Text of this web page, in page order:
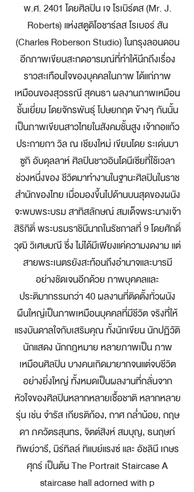
พ.ศ. 2401 โดยศิลปิน เจ โรเบิร์ตส (Mr. J.
Roberts) แห่งสตูดิโอชาร์ลส โรเบอร์ สัน
(Charles Roberson Studio) ในกรุงลอนดอน
อีกภาพเขียนสะกดอารมณ์ที่ทำให้นึกถึงเรื่อง
ราวสะเทือนใจของบุคคลในภาพ ได้แก่ภาพ
เหมือนของสุวรรณี สุคนธา ผลงานภาพเหมือน
ชิ้นเยี่ยม โดยจักรพันธุ์ โปษยกฤต ข้างๆ กันนั้น
เป็นภาพเขียนสาวไทยในสังคมชั้นสูง เจ้ากอแก้ว
ประกายกา วิล ณ เชียงใหม่ เขียนโดย ระเด่นบา
ซูกิ อับดุลลาห์ ศิลปินชาวอินโดนีเซียที่ใช้เวลา
ช่วงหนึ่งของ ชีวิตมาทำงานในฐานะศิลปินในราช
สำนักของไทย เมื่อมองขึ้นไปด้านบนสุดของผนัง
จะพบพระบรม สาทิสลักษณ์ สมเด็จพระนางเจ้า
สิริกิติ์ พระบรมราชินีนาถในรัชกาลที่ 9 โดยศักดิ์
วุฒิ วิเศษมณี ซึ่ง ไม่ได้มีเพียงแค่ความงดงาม แต่
สายพระเนตรยังสะท้อนถึงอำนาจและบารมี
อย่างชัดเจนอีกด้วย ภาพบุคคลและ
ประติมากรรมกว่า 40 ผลงานที่ติดตั้งทั่วผนัง
ผืนใหญ่เป็นภาพเหมือนบุคคลที่มีชีวิต จริงที่ให้
แรงบันดาลใจกับเสริมคุณ ทั้งนักเขียน นักปฏิวัติ
นักแสดง นักกฎหมาย หลายภาพเป็น ภาพ
เหมือนศิลปิน บางคนเกิดมายากจนแต่จบชีวิต
อย่างยิ่งใหญ่ ทั้งหมดเป็นผลงานที่กลั่นจาก
หัวใจของศิลปินหลากหลายเชื้อชาติ หลากหลาย
รุ่น เช่น จำรัส เกียรติก้อง, กาศ กล่ำน้อย, กฤษ
ดา ภควัตรสุนทร, จิตต์สิงห์ สมบุญ, ธนฤษภ์
ทิพย์วารี, มิร์ทิลล์ ทิแบย์แรงซ์ และ อัชลินี เกษร
ศุกร์ เป็นต้น The Portrait Staircase A
staircase hall adorned with p